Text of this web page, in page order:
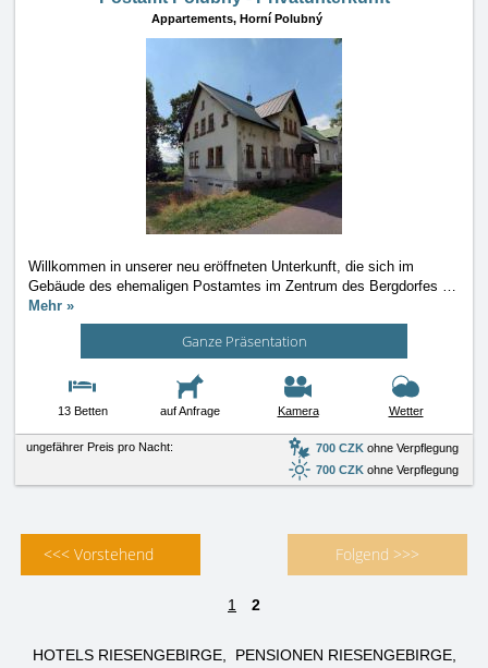
Appartements, Horní Polubný
Willkommen in unserer neu eröffneten Unterkunft, die sich im
Gebäude des ehemaligen Postamtes im Zentrum des Bergdorfes …
Mehr »
Ganze Präsentation
13 Betten auf Anfrage Kamera Wetter
ungefährer Preis pro Nacht: 700 CZK ohne Verpflegung
700 CZK ohne Verpflegung
<<< Vorstehend Folgend >>>
1 2
HOTELS RIESENGEBIRGE
PENSIONEN RIESENGEBIRGE